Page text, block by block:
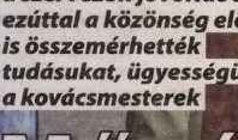
e z ú tta l a k ö zö n sé g  e
is ö s sz e m é r h e tté k D
tu d á su ka t, ü g yessé g
a ko v á c sm e ste re k I